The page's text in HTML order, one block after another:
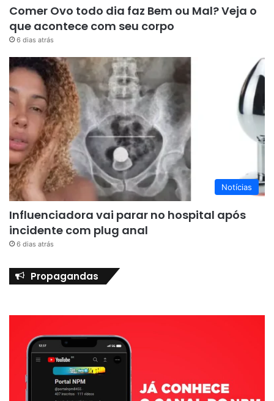
Comer Ovo todo dia faz Bem ou Mal? Veja o
que acontece com seu corpo
6 dias atrás
Notícias
Influenciadora vai parar no hospital após
incidente com plug anal
6 dias atrás
Propagandas